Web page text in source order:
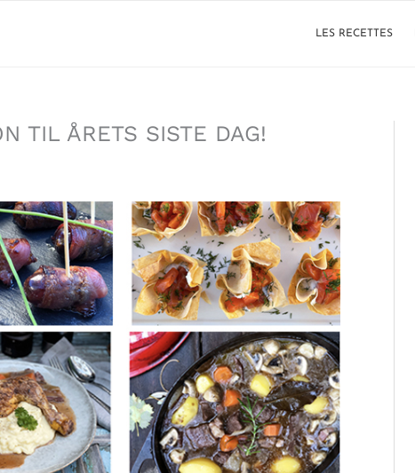
LES RECETTES
TIL ÅRETS SISTE DAG!